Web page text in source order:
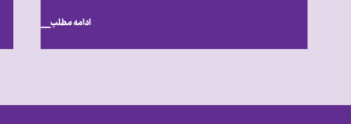
ادامه مطلب